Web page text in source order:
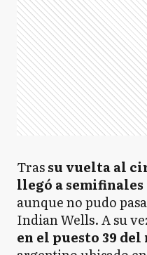
Trassu vuelta al
llegó a semifinales
aunque no pudo
Indian Wells. A su
en el puesto 39 del